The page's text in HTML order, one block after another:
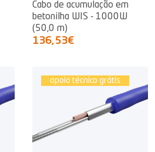
Cabo de acumulação em
betonilha WIS - 1000W
(50,0 m)
136,53€
apoio técnico grátis